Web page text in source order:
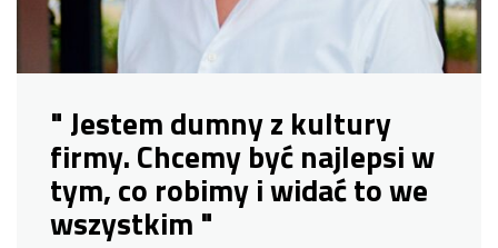
" Jestem dumny z kultury
firmy. Chcemy być najlepsi w
tym, co robimy i widać to we
wszystkim "